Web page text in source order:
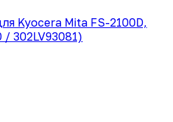
Kyocera Mita FS-2100D,
/ 302LV93081)